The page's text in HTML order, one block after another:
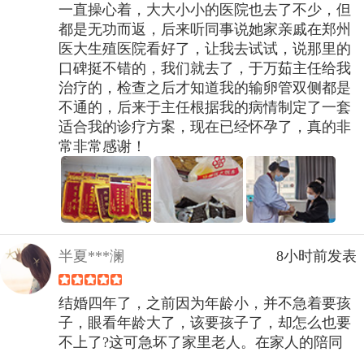
一直操心着，大大小小的医院也去了不少，但
都是无功而返，后来听同事说她家亲戚在郑州
医大生殖医院看好了，让我去试试，说那里的
口碑挺不错的，我们就去了，于万茹主任给我
治疗的，检查之后才知道我的输卵管双侧都是
不通的，后来于主任根据我的病情制定了一套
适合我的诊疗方案，现在已经怀孕了，真的非
常非常感谢！
半夏***澜 8小时前发表
结婚四年了，之前因为年龄小，并不急着要孩
子，眼看年龄大了，该要孩子了，却怎么也要
不上了?这可急坏了家里老人。在家人的陪同